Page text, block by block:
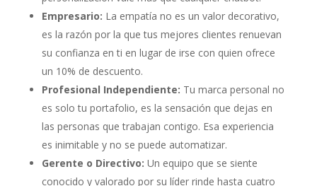
Empresario: La empatía no es un valor decorativo,
es la razón por la que tus mejores clientes renuevan
su confianza en ti en lugar de irse con quien ofrece
un 10% de descuento.
Profesional Independiente: Tu marca personal no
es solo tu portafolio, es la sensación que dejas en
las personas que trabajan contigo. Esa experiencia
es inimitable y no se puede automatizar.
Gerente o Directivo: Un equipo que se siente
conocido y valorado por su líder rinde hasta cuatro